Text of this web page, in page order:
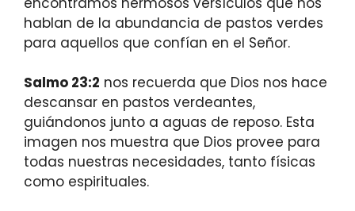
hablan de la abundancia de pastos verdes
para aquellos que confían en el Señor.
Salmo 23:2 nos recuerda que Dios nos hace
descansar en pastos verdeantes,
guiándonos junto a aguas de reposo. Esta
imagen nos muestra que Dios provee para
todas nuestras necesidades, tanto físicas
como espirituales.